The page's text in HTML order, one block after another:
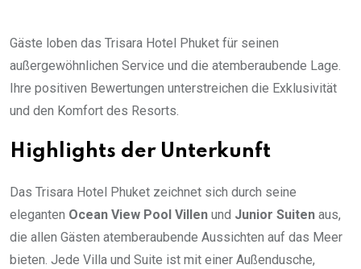
Gäste loben das Trisara Hotel Phuket für seinen
außergewöhnlichen Service und die atemberaubende Lage.
Ihre positiven Bewertungen unterstreichen die Exklusivität
und den Komfort des Resorts.
Highlights der Unterkunft
Das Trisara Hotel Phuket zeichnet sich durch seine
eleganten Ocean View Pool Villen und Junior Suiten aus,
die allen Gästen atemberaubende Aussichten auf das Meer
bieten. Jede Villa und Suite ist mit einer Außendusche,